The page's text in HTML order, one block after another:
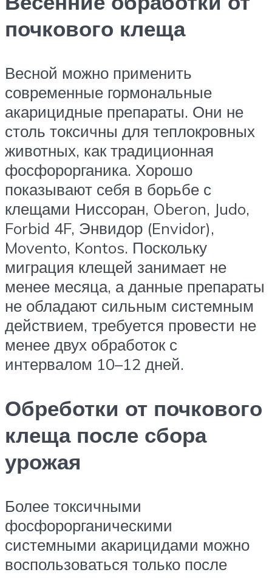
почкового клеща
Весной можно применить
современные гормональные
акарицидные препараты. Они не
столь токсичны для теплокровных
животных, как традиционная
фосфорорганика. Хорошо
показывают себя в борьбе с
клещами Ниссоран, Oberon, Judo,
Forbid 4F, Энвидор (Envidor),
Movento, Kontos. Поскольку
миграция клещей занимает не
менее месяца, а данные препараты
не обладают сильным системным
действием, требуется провести не
менее двух обработок с
интервалом 10–12 дней.
Обреботки от почкового
клеща после сбора
урожая
Более токсичными
фосфорорганическими
системными акарицидами можно
воспользоваться только после